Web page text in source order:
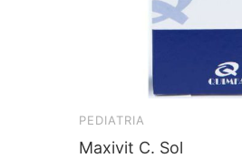
PEDIATRIA
Maxivit C. Sol